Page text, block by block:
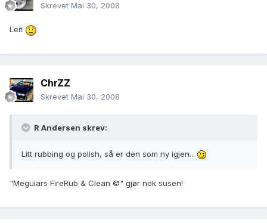
Skrevet Mai 30, 2008
Leit
ChrZZ
Skrevet Mai 30, 2008
R Andersen skrev:
Litt rubbing og polish, så er den som ny igjen...
"Meguiars FireRub & Clean ©" gjør nok susen!